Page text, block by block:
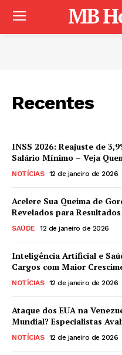
MB
Recentes
INSS 2026: Reajuste de
Salário Mínimo – Veja
NOTÍCIAS 12 de janeiro de 2026
Acelere Sua Queima de
Revelados para
SAÚDE 12 de janeiro de 2026
Inteligência Artificial e
Cargos com Maior
NOTÍCIAS 12 de janeiro de 2026
Ataque dos EUA na
Mundial? Especialistas
NOTÍCIAS 12 de janeiro de 2026